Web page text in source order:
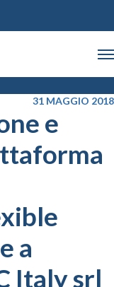
31 MAGGIO 2018
e
a
Italy srl